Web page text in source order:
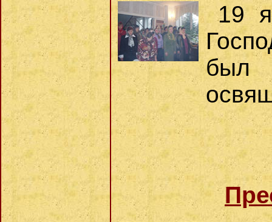
19
был